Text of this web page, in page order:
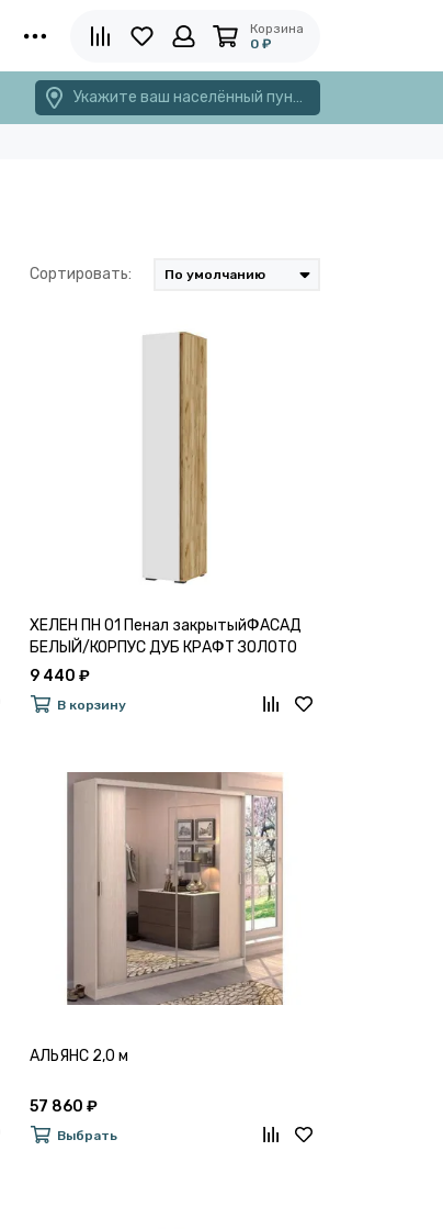
Корзина
0 ₽
Укажите ваш населённый пункт
Сортировать:
ХЕЛЕН ПН 01 Пенал закрытыйФАСАД
БЕЛЫЙ/КОРПУС ДУБ КРАФТ ЗОЛОТО
9 440 ₽
В корзину
АЛЬЯНС 2,0 м
57 860 ₽
Выбрать